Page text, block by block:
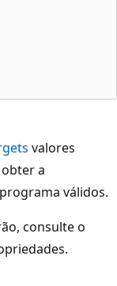
valores
a
válidos.
consulte o